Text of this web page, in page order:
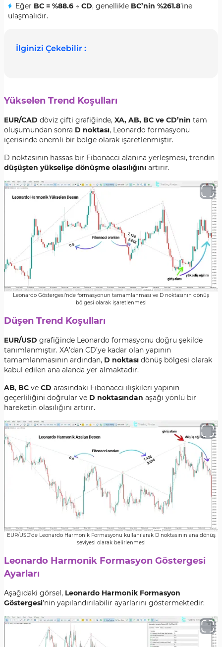
Eğer BC = %88.6 → CD, genellikle BC’nin %261.8’ine
ulaşmalıdır.
İlginizi Çekebilir :
Yükselen Trend Koşulları
EUR/CAD döviz çifti grafiğinde, XA, AB, BC ve CD’nin tam
oluşumundan sonra D noktası, Leonardo formasyonu
içerisinde önemli bir bölge olarak işaretlenmiştir.
D noktasının hassas bir Fibonacci alanına yerleşmesi, trendin
düşüşten yükselişe dönüşme olasılığını artırır.
Leonardo Göstergesi’nde formasyonun tamamlanması ve D noktasının dönüş
bölgesi olarak işaretlenmesi
Düşen Trend Koşulları
EUR/USD grafiğinde Leonardo formasyonu doğru şekilde
tanımlanmıştır. XA’dan CD’ye kadar olan yapının
tamamlanmasının ardından, D noktası dönüş bölgesi olarak
kabul edilen ana alanda yer almaktadır.
AB, BC ve CD arasındaki Fibonacci ilişkileri yapının
geçerliliğini doğrular ve D noktasından aşağı yönlü bir
hareketin olasılığını artırır.
EUR/USD’de Leonardo Harmonik Formasyonu kullanılarak D noktasının ana dönüş
seviyesi olarak belirlenmesi
Leonardo Harmonik Formasyon Göstergesi
Ayarları
Aşağıdaki görsel, Leonardo Harmonik Formasyon
Göstergesi’nin yapılandırılabilir ayarlarını göstermektedir: